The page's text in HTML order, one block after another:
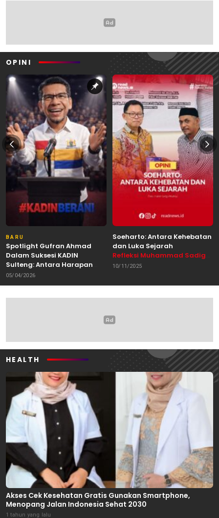
OPINI
BARU
Spotlight Gufran Ahmad
Dalam Suksesi KADIN
Sulteng: Antara Harapan
dan Kebutuhan Perubahan
05/04/2026
Soeharto: Antara Kehebatan
dan Luka Sejarah
Refleksi Muhammad Sadig
Alhabsyie, Akademisi UIN
10/11/2025
HEALTH
Akses Cek Kesehatan Gratis Gunakan Smartphone,
Menopang Jalan Indonesia Sehat 2030
1 tahun yang lalu